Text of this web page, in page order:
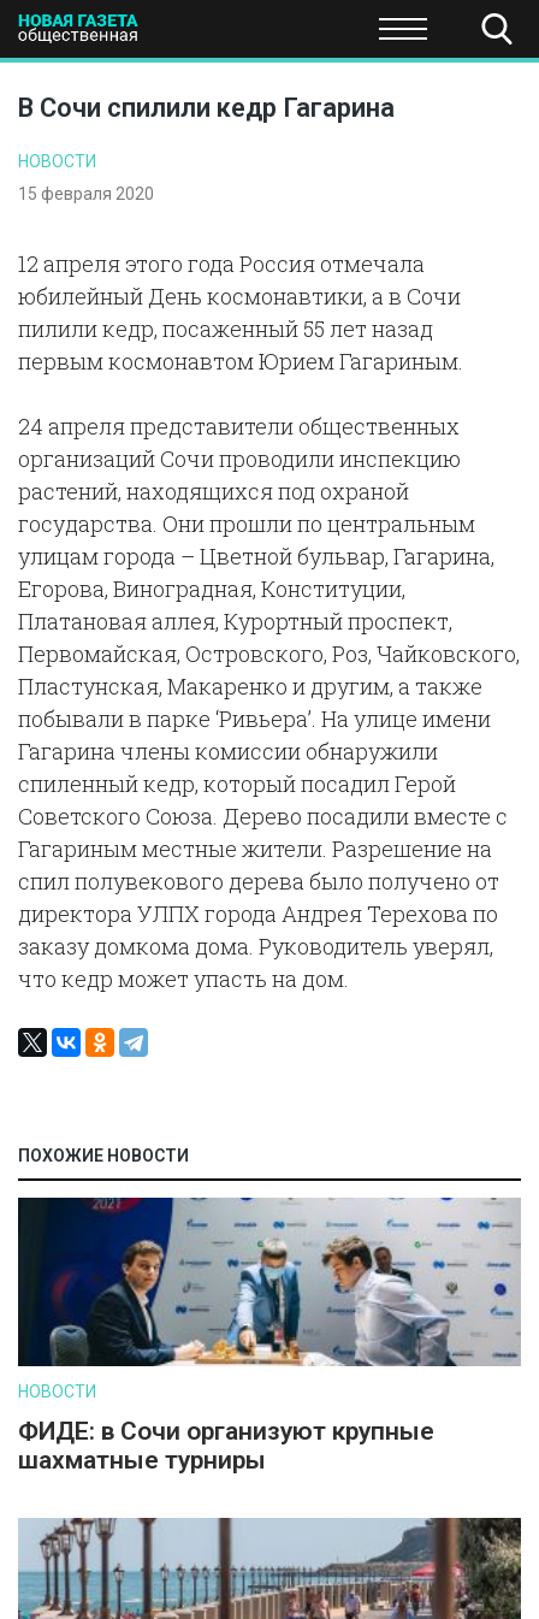
ПОЛИТИКА ЭКОНОМИКА НАУКА И
В Сочи спилили кедр Гагарина
НОВОСТИ
15 февраля 2020
12 апреля этого года Россия отмечала
юбилейный День космонавтики, а в Сочи
пилили кедр, посаженный 55 лет назад
первым космонавтом Юрием Гагариным.
24 апреля представители общественных
организаций Сочи проводили инспекцию
растений, находящихся под охраной
государства. Они прошли по центральным
улицам города – Цветной бульвар, Гагарина,
Егорова, Виноградная, Конституции,
Платановая аллея, Курортный проспект,
Первомайская, Островского, Роз, Чайковского,
Пластунская, Макаренко и другим, а также
побывали в парке ‘Ривьера’. На улице имени
Гагарина члены комиссии обнаружили
спиленный кедр, который посадил Герой
Советского Союза. Дерево посадили вместе с
Гагариным местные жители. Разрешение на
спил полувекового дерева было получено от
директора УЛПХ города Андрея Терехова по
заказу домкома дома. Руководитель уверял,
что кедр может упасть на дом.
ПОХОЖИЕ НОВОСТИ
НОВОСТИ
ФИДЕ: в Сочи организуют крупные
шахматные турниры